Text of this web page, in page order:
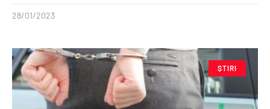
28/01/2023
ȘTIRI